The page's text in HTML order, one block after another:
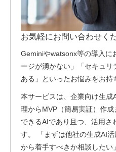
お気軽にお問い合わせく
Geminiやwatsonx等の導入に
ージが湧かない」「セキュ
ある」といったお悩みをお持
本サービスは、企業向け生
理からMVP（簡易実証）作
できるAIであり且つ、活用さ
す。 「まずは他社の生成AI
から着手すべきか相談した